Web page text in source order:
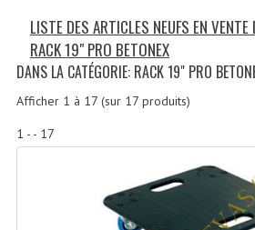
Recevoir Nos
Faire Votre Devis
CATÉGORIES
Accessoires Pieds Cellules
Accessoires
LISTE DES ARTICLES NEUFS EN VENTE
RACK 19" PRO BETONEX
DANS LA CATÉGORIE: RACK 19" PRO
Afficher 1 à 17(sur 17produits)
1 - - 17